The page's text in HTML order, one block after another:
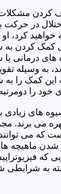
کردن
در
کرد، او
کمک کردن به
های درمانی
به وسیله
این کمک را به
خود را
های
می برند.
که می
شدن ماهیچه
که
به